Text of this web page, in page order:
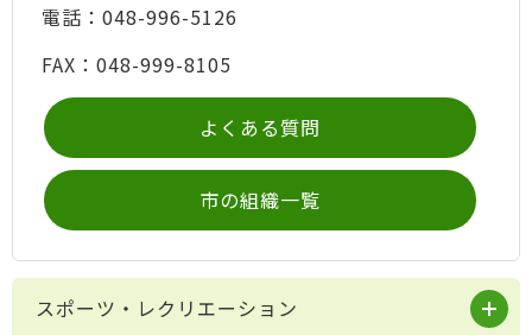
電話：048-996-5126
FAX：048-999-8105
よくある質問
市の組織一覧
スポーツ・レクリエーション